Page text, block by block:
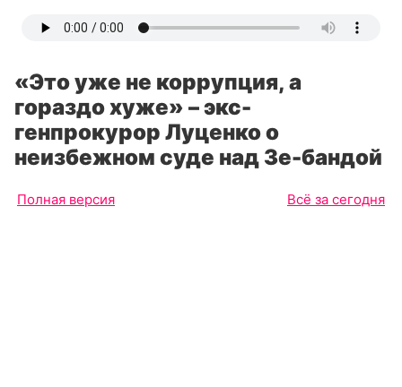
«Это уже не коррупция, а
гораздо хуже» – экс-
генпрокурор Луценко о
неизбежном суде над Зе-бандой
Полная версия Всё за сегодня